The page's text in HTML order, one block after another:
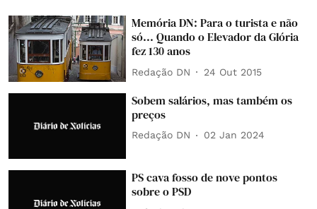
Memória DN: Para o turista e não
só... Quando o Elevador da Glória
fez 130 anos
Redação DN 24 Out 2015
Sobem salários, mas também os
preços
Redação DN 02 Jan 2024
PS cava fosso de nove pontos
sobre o PSD